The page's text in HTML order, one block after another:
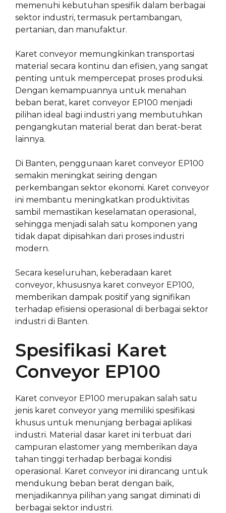
memenuhi kebutuhan spesifik dalam berbagai
sektor industri, termasuk pertambangan,
pertanian, dan manufaktur.
Karet conveyor memungkinkan transportasi
material secara kontinu dan efisien, yang sangat
penting untuk mempercepat proses produksi.
Dengan kemampuannya untuk menahan
beban berat, karet conveyor EP100 menjadi
pilihan ideal bagi industri yang membutuhkan
pengangkutan material berat dan berat-berat
lainnya.
Di Banten, penggunaan karet conveyor EP100
semakin meningkat seiring dengan
perkembangan sektor ekonomi. Karet conveyor
ini membantu meningkatkan produktivitas
sambil memastikan keselamatan operasional,
sehingga menjadi salah satu komponen yang
tidak dapat dipisahkan dari proses industri
modern.
Secara keseluruhan, keberadaan karet
conveyor, khususnya karet conveyor EP100,
memberikan dampak positif yang signifikan
terhadap efisiensi operasional di berbagai sektor
industri di Banten.
Spesifikasi Karet
Conveyor EP100
Karet conveyor EP100 merupakan salah satu
jenis karet conveyor yang memiliki spesifikasi
khusus untuk menunjang berbagai aplikasi
industri. Material dasar karet ini terbuat dari
campuran elastomer yang memberikan daya
tahan tinggi terhadap berbagai kondisi
operasional. Karet conveyor ini dirancang untuk
mendukung beban berat dengan baik,
menjadikannya pilihan yang sangat diminati di
berbagai sektor industri.